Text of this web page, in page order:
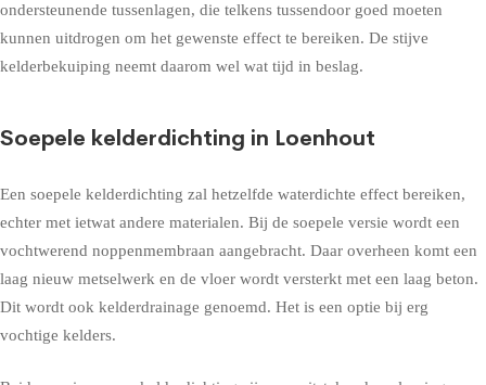
ondersteunende tussenlagen, die telkens tussendoor goed moeten
kunnen uitdrogen om het gewenste effect te bereiken. De stijve
kelderbekuiping neemt daarom wel wat tijd in beslag.
Soepele kelderdichting in Loenhout
Een soepele kelderdichting zal hetzelfde waterdichte effect bereiken,
echter met ietwat andere materialen. Bij de soepele versie wordt een
vochtwerend noppenmembraan aangebracht. Daar overheen komt een
laag nieuw metselwerk en de vloer wordt versterkt met een laag beton.
Dit wordt ook kelderdrainage genoemd. Het is een optie bij erg
vochtige kelders.